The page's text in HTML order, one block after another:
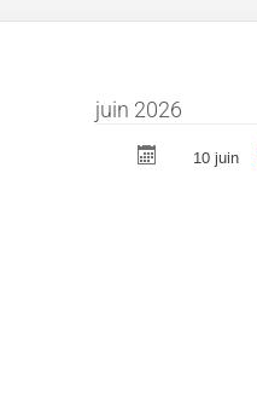
juin 2026
10 juin